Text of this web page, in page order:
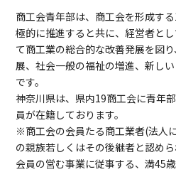
商工会青年部は、商工会を形成す
極的に推進すると共に、経営者と
て商工業の総合的な改善発展を図
展、社会一般の福祉の増進、新し
です。
神奈川県は、県内19商工会に青年
員が在籍しております。
※商工会の会員たる商工業者(法人
の親族若しくはその後継者と認め
会員の営む事業に従事する、満45